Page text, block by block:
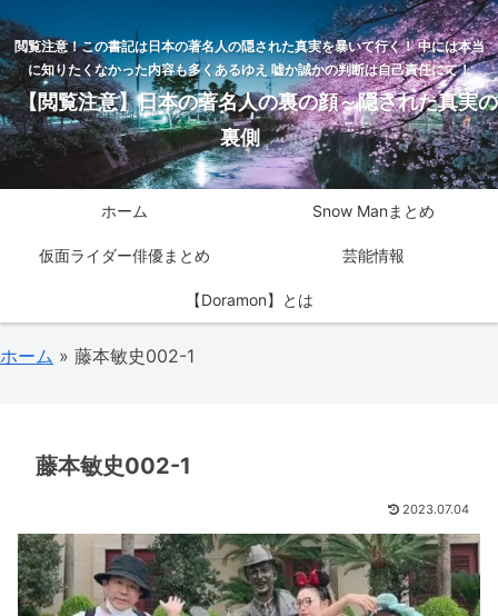
閲覧注意！この書記は日本の著名人の隠された真実を暴いて行く！ 中には本当
に知りたくなかった内容も多くあるゆえ 嘘か誠かの判断は自己責任にて！
【閲覧注意】日本の著名人の裏の顔～隠された真実の
裏側
ホーム Snow Manまとめ
仮面ライダー俳優まとめ 芸能情報
【Doramon】とは
ホーム » 藤本敏史002-1
藤本敏史002-1
2023.07.04